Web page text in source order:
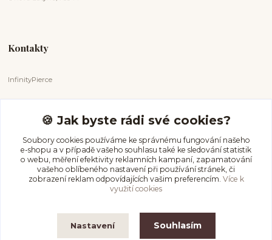
Kontakty
InfinityPierce
+420 731 681 038
(Po-Ne, 9-18 hod.)
info@infinitypierce.cz
🍪 Jak byste rádi své cookies?
Soubory cookies používáme ke správnému fungování našeho
e-shopu a v případě vašeho souhlasu také ke sledování statistik
o webu, měření efektivity reklamních kampaní, zapamatování
vašeho oblíbeného nastavení při používání stránek, či
zobrazení reklam odpovídajících vašim preferencím. Více k
využití cookies
Nastavení Souhlasím